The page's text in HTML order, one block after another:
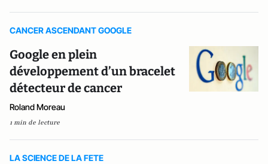
CANCER ASCENDANT GOOGLE
Google en plein
développement d’un bracelet
détecteur de cancer
Roland Moreau
1 min de lecture
LA SCIENCE DE LA FETE